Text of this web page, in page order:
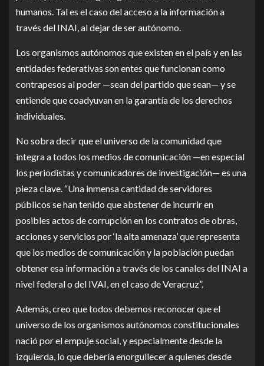
humanos. Tal es el caso del acceso a la información a
través del INAI, al dejar de ser autónomo.
Los organismos autónomos que existen en el país y en las
entidades federativas son entes que funcionan como
contrapesos al poder —sean del partido que sean— y se
entiende que coadyuvan en la garantía de los derechos
individuales.
No sobra decir que el universo de la comunidad que
integra a todos los medios de comunicación —en especial
los periodistas y comunicadores de investigación— es una
pieza clave. “Una inmensa cantidad de servidores
públicos se han tenido que abstener de incurrir en
posibles actos de corrupción en los contratos de obras,
acciones y servicios por ‘la alta amenaza’ que representa
que los medios de comunicación y la población puedan
obtener esa información a través de los canales del INAI a
nivel federal o del IVAI, en el caso de Veracruz”.
Además, creo que todos debemos reconocer que el
universo de los organismos autónomos constitucionales
nació por el empuje social, y especialmente desde la
izquierda, lo que debería enorgullecer a quienes desde